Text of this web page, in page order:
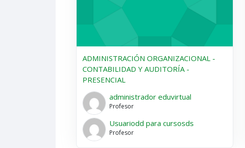
ADMINISTRACIÓN ORGANIZACIONAL -
CONTABILIDAD Y AUDITORÍA -
PRESENCIAL
administrador eduvirtual
Profesor
Usuariodd para cursosds
Profesor